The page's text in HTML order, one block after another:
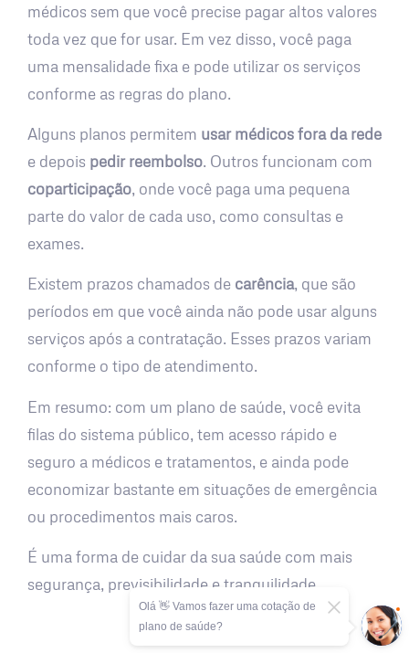
médicos sem que você precise pagar altos valores
toda vez que for usar. Em vez disso, você paga
uma mensalidade fixa e pode utilizar os serviços
conforme as regras do plano.
Alguns planos permitem usar médicos fora da rede
e depois pedir reembolso. Outros funcionam com
coparticipação, onde você paga uma pequena
parte do valor de cada uso, como consultas e
exames.
Existem prazos chamados de carência, que são
períodos em que você ainda não pode usar alguns
serviços após a contratação. Esses prazos variam
conforme o tipo de atendimento.
Em resumo: com um plano de saúde, você evita
filas do sistema público, tem acesso rápido e
seguro a médicos e tratamentos, e ainda pode
economizar bastante em situações de emergência
ou procedimentos mais caros.
É uma forma de cuidar da sua saúde com mais
segurança, previsibilidade e tranquilidade.
Olá 👋 Vamos fazer uma cotação de
plano de saúde?